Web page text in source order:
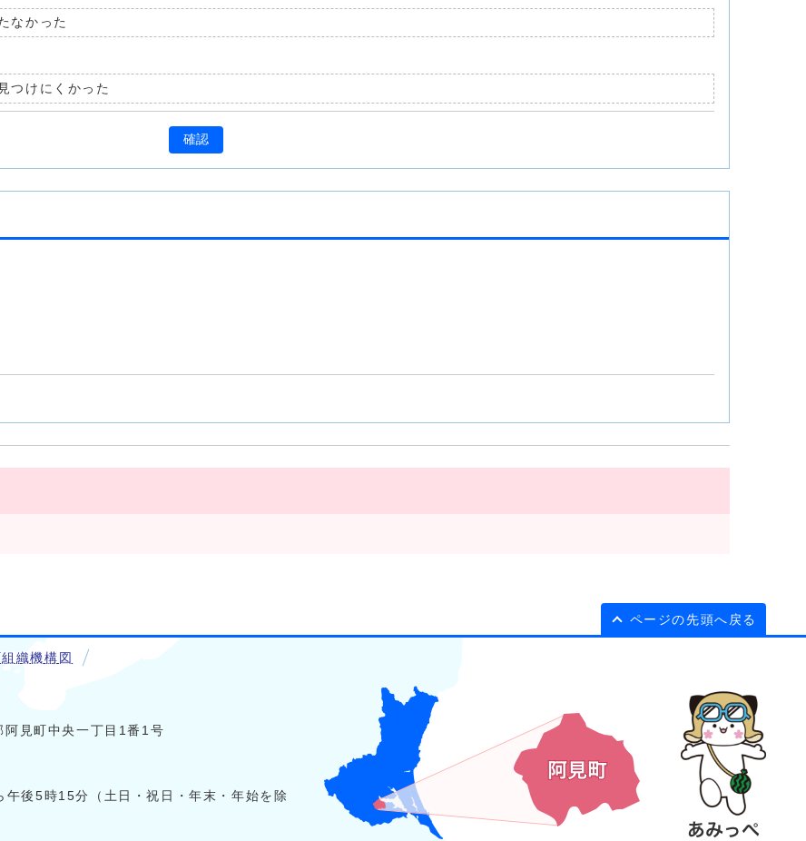
なかった
見つけにくかった
確認
ページの先頭へ戻る
織機構図
見町中央一丁目1番1号
後5時15分（土日・祝日・年末・年始を除